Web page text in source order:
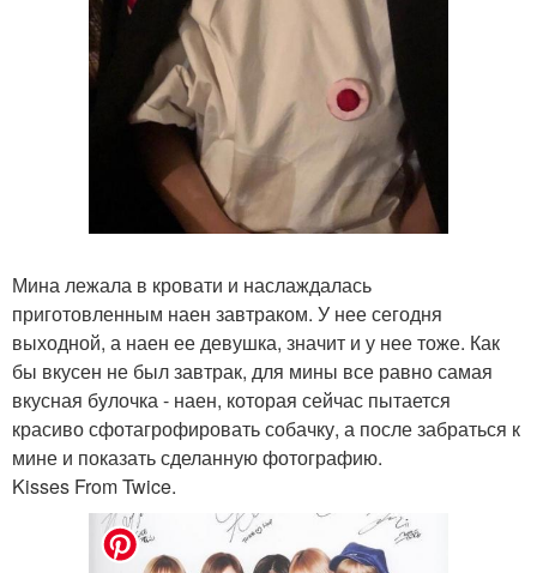
Мина лежала в кровати и наслаждалась
приготовленным наен завтраком. У нее сегодня
выходной, а наен ее девушка, значит и у нее тоже. Как
бы вкусен не был завтрак, для мины все равно самая
вкусная булочка - наен, которая сейчас пытается
красиво сфотагрофировать собачку, а после забраться к
мине и показать сделанную фотографию.
Kisses From Twice.